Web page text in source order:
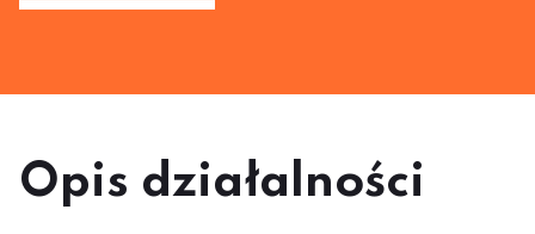
Opis działalności